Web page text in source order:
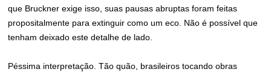
que Bruckner exige isso, suas pausas abruptas foram feitas
propositalmente para extinguir como um eco. Não é possível que
tenham deixado este detalhe de lado.
Péssima interpretação. Tão quão, brasileiros tocando obras